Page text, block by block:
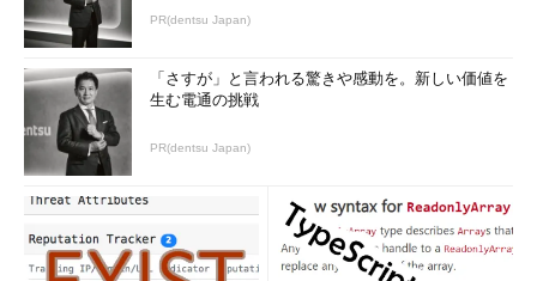
に参加しているノートPCを外へ持ち出して、ドメインコントロ
ーラと通信ができないような状態で適用される。この状態では公
衆無線LANや社外のインターネットに接続している状態であろう
から、より厳しいセキュリティ設定にしておく必要がある。以下
の記事も参照していただきたい。
TIPS「Windowsファイアウォールのプロファイルを知る
連載 Vistaの地平 第14回「
進化したWindows Vistaのファ
イアウォール機能
連載 Windows 7新時代 第9回「Windows 7のファイアウォ
PR(dentsu Japan)
「さすが」と言われる驚きや感動を。新しい価値を
生む電通の挑戦
PR(dentsu Japan)